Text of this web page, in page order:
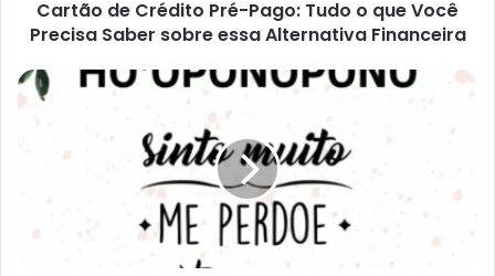
Precisa
Saber
essa
Alternativa
Cartão de Crédito Pré-Pago: Tudo o que Você
Precisa Saber sobre essa Alternativa Financeira
Aprenda
Sobre
para